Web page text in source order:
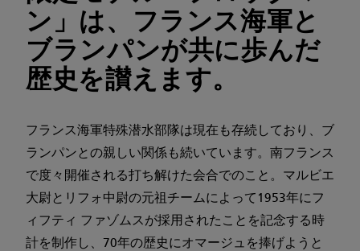
ン」は、フランス海軍と
ブランパンが共に歩んだ
歴史を讃えます。
フランス海軍特殊潜水部隊は現在も存続しており、ブ
ランパンとの親しい関係も続いています。南フランス
で度々開催される打ち解けた会合でのこと。マルビエ
大尉とリフォ中尉の元祖チームによって1953年にフ
ィフティ ファゾムスが採用されたことを記念する時
計を制作し、70年の歴史にオマージュを捧げようと